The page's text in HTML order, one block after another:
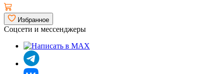
Избранное
Соцсети и мессенджеры